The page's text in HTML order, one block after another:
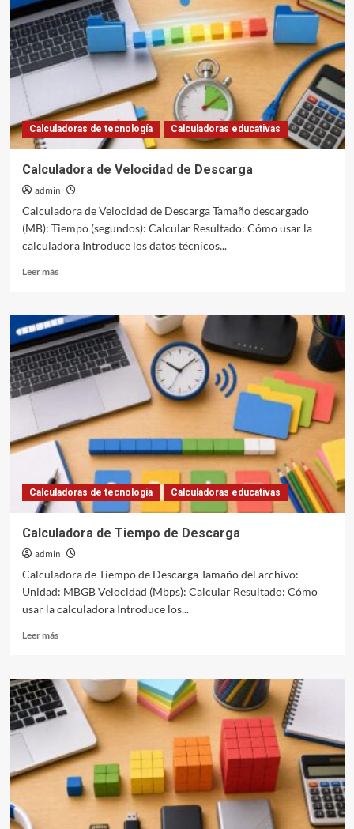
Aspecto
Calculadoras de tecnología Calculadoras educativas
Calculadora de Velocidad de Descarga
admin
Calculadora de Velocidad de Descarga Tamaño descargado
(MB): Tiempo (segundos): Calcular Resultado: Cómo usar la
calculadora Introduce los datos técnicos...
Leer másLeer
Calculadora
de
Velocidad
de
Descarga
Calculadoras de tecnología Calculadoras educativas
Calculadora de Tiempo de Descarga
admin
Calculadora de Tiempo de Descarga Tamaño del archivo:
Unidad: MBGB Velocidad (Mbps): Calcular Resultado: Cómo
usar la calculadora Introduce los...
Leer másLeer
Calculadora
de
Tiempo
Descarga